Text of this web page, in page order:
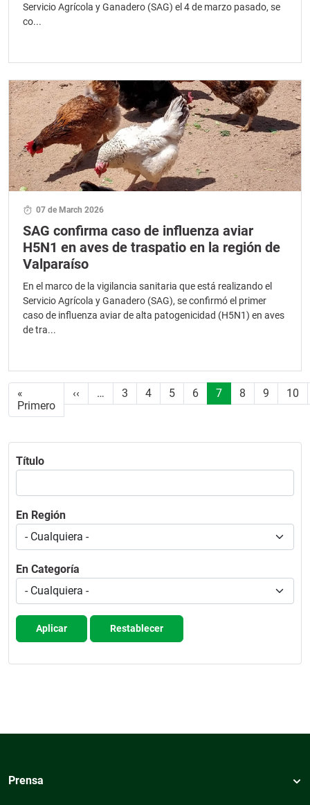
Servicio Agrícola y Ganadero (SAG) el 4 de marzo pasado, se
co...
07 de March 2026
SAG confirma caso de influenza aviar
H5N1 en aves de traspatio en la región de
Valparaíso
En el marco de la vigilancia sanitaria que está realizando el
Servicio Agrícola y Ganadero (SAG), se confirmó el primer
caso de influenza aviar de alta patogenicidad (H5N1) en aves
de tra...
Paginación
«
PrimeroPrimera página
‹‹ Página anterior
… 3 4 5 6 7 8 9 10
Título
En Región
En Categoría
Aplicar Restablecer
Prensa